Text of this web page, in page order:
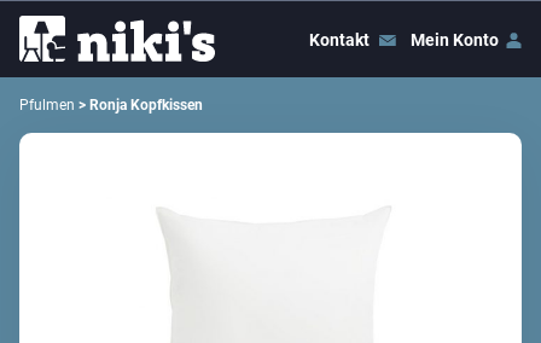
Kontakt Mein Konto
Pfulmen > Ronja Kopfkissen